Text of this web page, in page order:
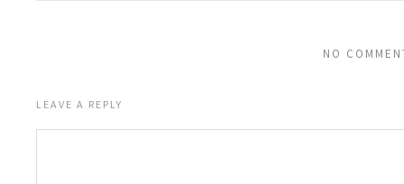
NO
LEAVE A REPLY